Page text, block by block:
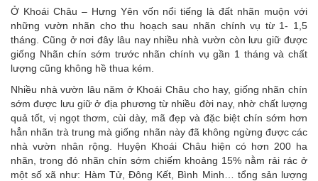
Ở Khoái Châu – Hưng Yên vốn nổi tiếng là đất nhãn muộn với
những vườn nhãn cho thu hoạch sau nhãn chính vụ từ 1- 1,5
tháng. Cũng ở nơi đây lâu nay nhiều nhà vườn còn lưu giữ được
giống Nhãn chín sớm trước nhãn chính vụ gần 1 tháng và chất
lượng cũng không hề thua kém.
Nhiều nhà vườn lâu năm ở Khoái Châu cho hay, giống nhãn chín
sớm được lưu giữ ở địa phương từ nhiều đời nay, nhờ chất lượng
quả tốt, vị ngọt thơm, cùi dày, mã đẹp và đặc biệt chín sớm hơn
hẳn nhãn trà trung mà giống nhãn này đã không ngừng được các
nhà vườn nhân rộng. Huyện Khoái Châu hiện có hơn 200 ha
nhãn, trong đó nhãn chín sớm chiếm khoảng 15% nằm rải rác ở
một số xã như: Hàm Tử, Đông Kết, Bình Minh… tổng sản lượng